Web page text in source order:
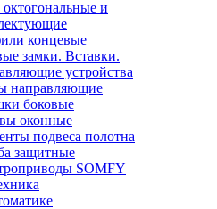
и
концевые
замки. Вставки.
устройства
направляющие
боковые
оконные
подвеса полотна
защитные
SOMFY